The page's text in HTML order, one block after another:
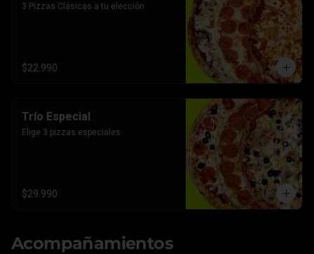
3 Pizzas Clásicas a tu elección
$22.990
Trío Especial
Elige 3 pizzas especiales
$29.990
Acompañamientos